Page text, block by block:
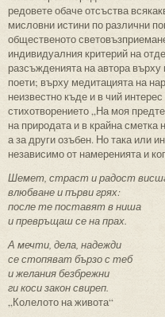
редовете обаче отсъства
мисловни истини по различни
общественото
индивидуалния критерий на
разсъжденията на автора
поети; върху медитацията на
неизвестно къде и в чий
стихотворението „На моя
на природата и в крайна сметка
а за други озъбен. Но така или
независимо от намеренията и
Шемет, страст и радост
влюбване и първи грях:
после те поставят в ниша
и превръщаш се на прах.
А мечти, дела, надежди
се стопяват бързо с теб
и желания безбрежни
ги коси закон свиреп.
„Колелото на живота“